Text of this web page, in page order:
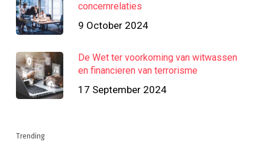
concernrelaties
9 October 2024
De Wet ter voorkoming van witwassen
en financieren van terrorisme
17 September 2024
Trending